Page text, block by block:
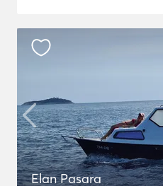
Elan Pasara